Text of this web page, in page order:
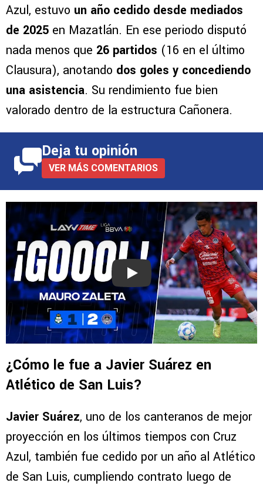
Azul, estuvo un año cedido desde mediados
de 2025 en Mazatlán. En ese periodo disputó
nada menos que 26 partidos (16 en el último
Clausura), anotando dos goles y concediendo
una asistencia. Su rendimiento fue bien
valorado dentro de la estructura Cañonera.
Deja tu opinión
VER MÁS COMENTARIOS
Play
¿Cómo le fue a Javier Suárez en
Atlético de San Luis?
Javier Suárez, uno de los canteranos de mejor
proyección en los últimos tiempos con Cruz
Azul, también fue cedido por un año al Atlético
de San Luis, cumpliendo contrato luego de